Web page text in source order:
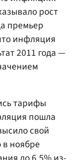
рост
премьер
инфляция
2011 года —
тарифы
пошла
свой
ноябре